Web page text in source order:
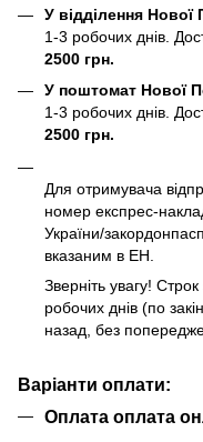
У відділення Нової
1-3 робочих днів.
2500 грн.
У поштомат Нової
1-3 робочих днів.
2500 грн.
Для отримувача
номер експрес-
України/
вказаним в ЕН.
Зверніть увагу!
робочих днів (по
назад, без
Варіанти оплати:
Оплата оплата